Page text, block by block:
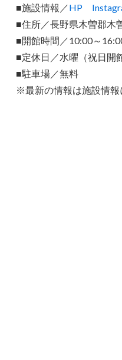
■施設情報／HP
■住所／長野県木曽郡木
■開館時間／10:00～
■定休日／水曜（祝日開
■駐車場／無料
※最新の情報は施設情報